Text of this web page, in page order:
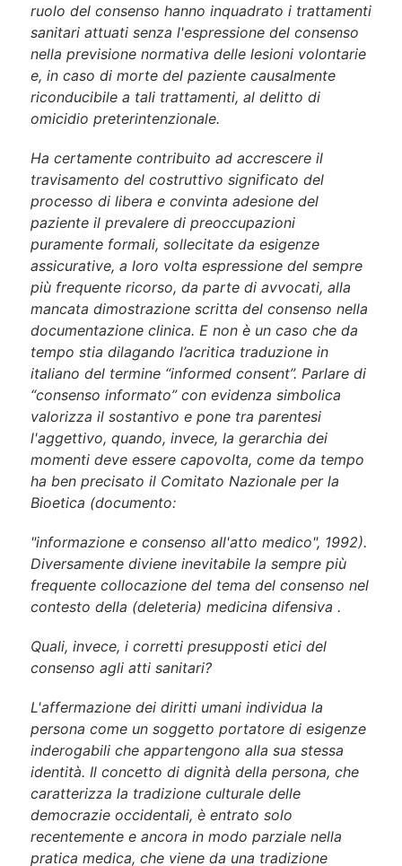
ruolo del consenso hanno inquadrato i trattamenti
sanitari attuati senza l'espressione del consenso
nella previsione normativa delle lesioni volontarie
e, in caso di morte del paziente causalmente
riconducibile a tali trattamenti, al delitto di
omicidio preterintenzionale.
Ha certamente contribuito ad accrescere il
travisamento del costruttivo significato del
processo di libera e convinta adesione del
paziente il prevalere di preoccupazioni
puramente formali, sollecitate da esigenze
assicurative, a loro volta espressione del sempre
più frequente ricorso, da parte di avvocati, alla
mancata dimostrazione scritta del consenso nella
documentazione clinica. E non è un caso che da
tempo stia dilagando l’acritica traduzione in
italiano del termine “informed consent”. Parlare di
“consenso informato” con evidenza simbolica
valorizza il sostantivo e pone tra parentesi
l'aggettivo, quando, invece, la gerarchia dei
momenti deve essere capovolta, come da tempo
ha ben precisato il Comitato Nazionale per la
Bioetica (documento:
"informazione e consenso all'atto medico", 1992).
Diversamente diviene inevitabile la sempre più
frequente collocazione del tema del consenso nel
contesto della (deleteria) medicina difensiva .
Quali, invece, i corretti presupposti etici del
consenso agli atti sanitari?
L'affermazione dei diritti umani individua la
persona come un soggetto portatore di esigenze
inderogabili che appartengono alla sua stessa
identità. Il concetto di dignità della persona, che
caratterizza la tradizione culturale delle
democrazie occidentali, è entrato solo
recentemente e ancora in modo parziale nella
pratica medica, che viene da una tradizione